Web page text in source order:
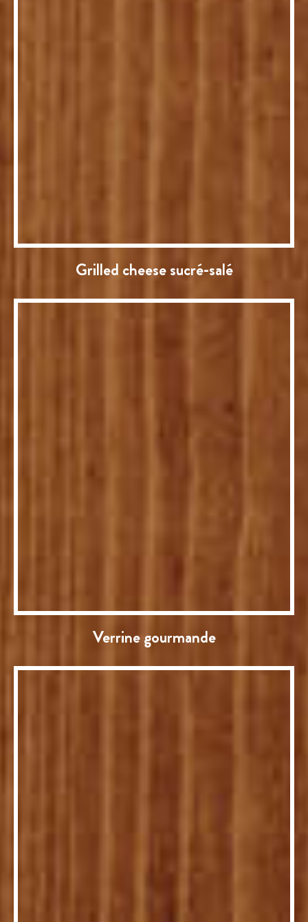
Grilled cheese sucré-salé
Verrine gourmande